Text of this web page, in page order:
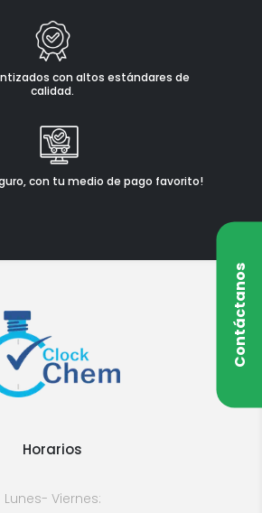
con altos estándares de
calidad.
con tu medio de pago favorito!
Contáctanos
Horarios
Lunes- Viernes: